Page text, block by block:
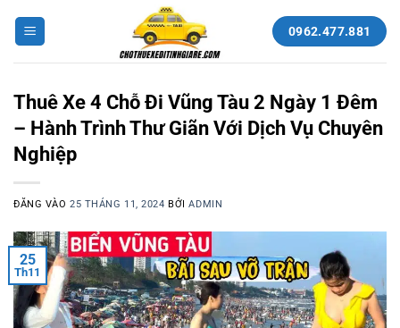
0962.477.881
Thuê Xe 4 Chỗ Đi Vũng Tàu 2 Ngày 1 Đêm
– Hành Trình Thư Giãn Với Dịch Vụ Chuyên
Nghiệp
ĐĂNG VÀO25 THÁNG 11, 2024 BỞIADMIN
25
Th11